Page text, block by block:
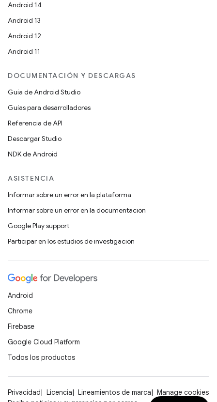
Android 14
Android 13
Android 12
Android 11
DOCUMENTACIÓN Y DESCARGAS
Guía de Android Studio
Guías para desarrolladores
Referencia de API
Descargar Studio
NDK de Android
ASISTENCIA
Informar sobre un error en la plataforma
Informar sobre un error en la documentación
Google Play support
Participar en los estudios de investigación
Android
Chrome
Firebase
Google Cloud Platform
Todos los productos
Privacidad Licencia Lineamientos de marca
Manage cookies